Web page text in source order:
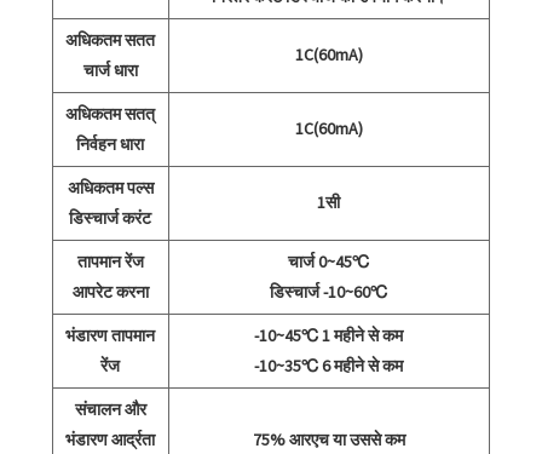
अधिकतम सतत
चार्ज धारा
1C(60mA)
अधिकतम सतत्
निर्वहन धारा
1C(60mA)
अधिकतम पल्स
डिस्चार्ज करंट
1सी
तापमान रेंज
आपरेट करना
चार्ज 0~45℃
डिस्चार्ज -10~60℃
भंडारण तापमान
रेंज
-10~45℃ 1 महीने से कम
-10~35℃ 6 महीने से कम
संचालन और
भंडारण आर्द्रता
75% आरएच या उससे कम